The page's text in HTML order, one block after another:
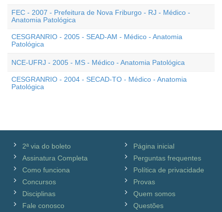
FEC - 2007 - Prefeitura de Nova Friburgo - RJ - Médico -
Anatomia Patológica
CESGRANRIO - 2005 - SEAD-AM - Médico - Anatomia
Patológica
NCE-UFRJ - 2005 - MS - Médico - Anatomia Patológica
CESGRANRIO - 2004 - SECAD-TO - Médico - Anatomia
Patológica
2ª via do boleto
Assinatura Completa
Como funciona
Concursos
Disciplinas
Fale conosco
Página inicial
Perguntas frequentes
Política de privacidade
Provas
Quem somos
Questões